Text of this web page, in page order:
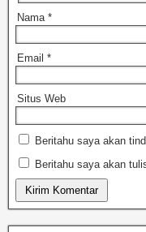
Nama *
Email *
Situs Web
Beritahu saya akan
Beritahu saya akan